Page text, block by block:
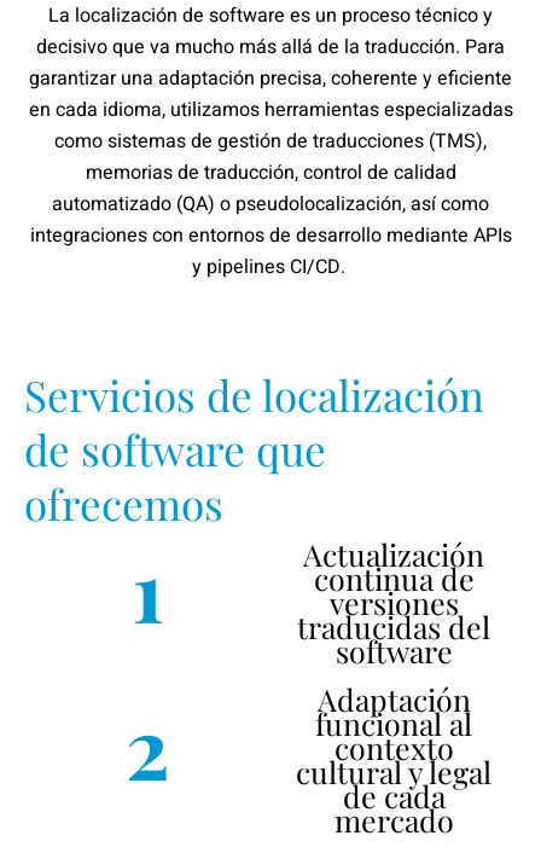
La localización de software es un proceso técnico y
decisivo que va mucho más allá de la traducción. Para
garantizar una adaptación precisa, coherente y eficiente
en cada idioma, utilizamos herramientas especializadas
como sistemas de gestión de traducciones (TMS),
memorias de traducción, control de calidad
automatizado (QA) o pseudolocalización, así como
integraciones con entornos de desarrollo mediante APIs
y pipelines CI/CD.
Servicios de localización
de software que
ofrecemos
1 Actualización
continua de
versiones
traducidas del
software
2 Adaptación
funcional al
contexto
cultural y legal
de cada
mercado